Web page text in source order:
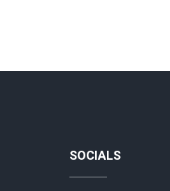
SOCIALS